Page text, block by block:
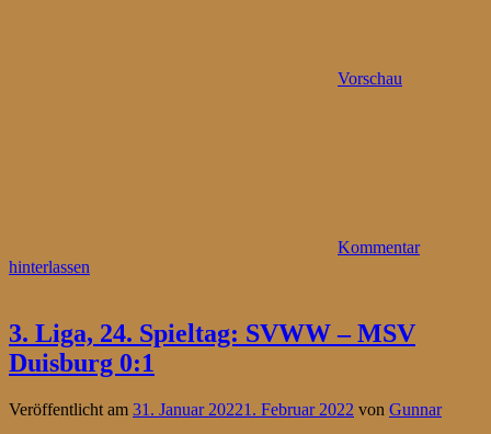
Vorschau
Kommentar
hinterlassen
3. Liga, 24. Spieltag: SVWW – MSV
Duisburg 0:1
Veröffentlicht am 31. Januar 20221. Februar 2022 von Gunnar